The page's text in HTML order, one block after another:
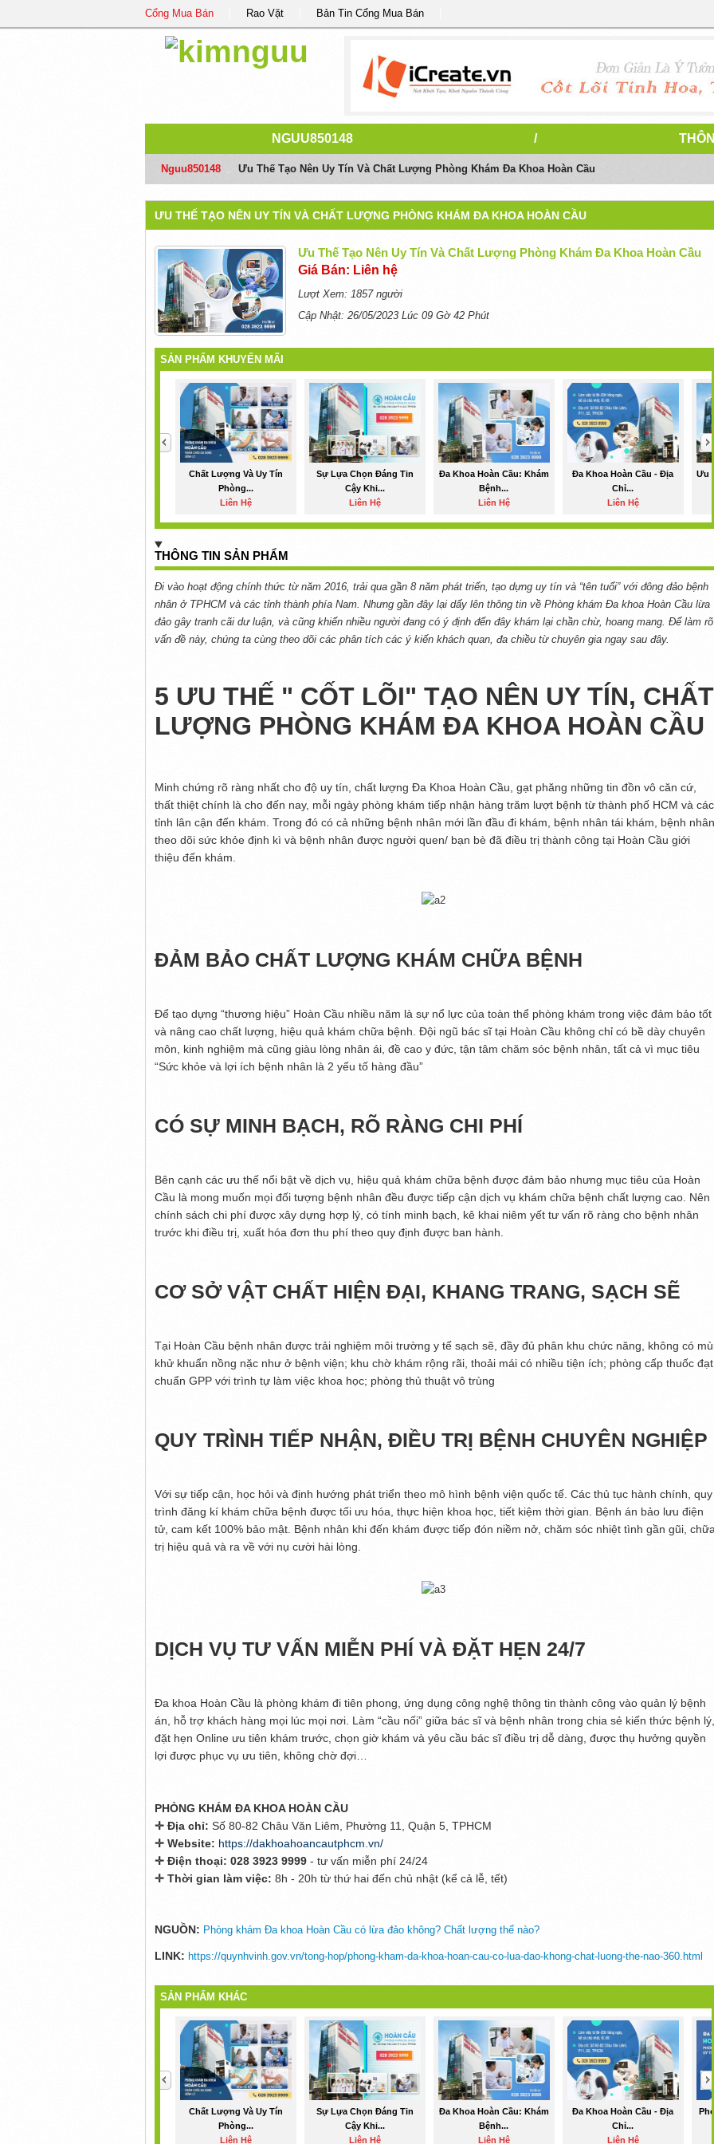
Cổng Mua Bán Rao Vặt Bản Tin Cổng Mua Bán
NGUU850148 /
Nguu850148 Ưu Thế Tạo Nên Uy Tín Và Chất Lượng Phòng Khám Đa Khoa Hoàn Cầu
ƯU THẾ TẠO NÊN UY TÍN VÀ CHẤT LƯỢNG PHÒNG KHÁM ĐA KHOA HOÀN CẦU
Ưu Thế Tạo Nên Uy Tín Và Chất Lượng Phòng Khám Đa Khoa Hoàn Cầu
Giá Bán: Liên hệ
Lượt Xem: 1857 người
Cập Nhật: 26/05/2023 Lúc 09 Gờ 42 Phút
SẢN PHẨM KHUYẾN MÃI
Chất Lượng Và Uy Tín
Phòng...
Liên Hệ
Sự Lựa Chọn Đáng Tin
Cậy Khi...
Liên Hệ
Đa Khoa Hoàn Cầu: Khám
Bệnh...
Liên Hệ
Đa Khoa Hoàn Cầu - Địa
Chỉ...
Liên Hệ
Ưu
THÔNG TIN SẢN PHẨM
Đi vào hoạt động chính thức từ năm 2016, trải qua gần 8 năm phát triển, tạo dựng uy tín và “tên tuổi” với đông đảo bệnh
nhân ở TPHCM và các tỉnh thành phía Nam. Nhưng gần đây lại dấy lên thông tin về Phòng khám Đa khoa Hoàn Cầu lừa
đảo gây tranh cãi dư luận, và cũng khiến nhiều người đang có ý định đến đây khám lại chần chừ, hoang mang. Để làm rõ
vấn đề này, chúng ta cùng theo dõi các phân tích các ý kiến khách quan, đa chiều từ chuyên gia ngay sau đây.
5 ƯU THẾ " CỐT LÕI" TẠO NÊN UY TÍN, CHẤT
LƯỢNG PHÒNG KHÁM ĐA KHOA HOÀN CẦU
Minh chứng rõ ràng nhất cho độ uy tín, chất lượng Đa Khoa Hoàn Cầu, gạt phăng những tin đồn vô căn cứ,
thất thiệt chính là cho đến nay, mỗi ngày phòng khám tiếp nhận hàng trăm lượt bệnh từ thành phố HCM và các
tỉnh lân cận đến khám. Trong đó có cả những bệnh nhân mới lần đầu đi khám, bệnh nhân tái khám, bệnh nhân
theo dõi sức khỏe định kì và bệnh nhân được người quen/ bạn bè đã điều trị thành công tại Hoàn Cầu giới
thiệu đến khám.
ĐẢM BẢO CHẤT LƯỢNG KHÁM CHỮA BỆNH
Để tạo dựng “thương hiệu” Hoàn Cầu nhiều năm là sự nổ lực của toàn thể phòng khám trong việc đảm bảo tốt
và nâng cao chất lượng, hiệu quả khám chữa bệnh. Đội ngũ bác sĩ tại Hoàn Cầu không chỉ có bề dày chuyên
môn, kinh nghiệm mà cũng giàu lòng nhân ái, đề cao y đức, tận tâm chăm sóc bệnh nhân, tất cả vì mục tiêu
“Sức khỏe và lợi ích bệnh nhân là 2 yếu tố hàng đầu”
CÓ SỰ MINH BẠCH, RÕ RÀNG CHI PHÍ
Bên cạnh các ưu thế nổi bật về dịch vụ, hiệu quả khám chữa bệnh được đảm bảo nhưng mục tiêu của Hoàn
Cầu là mong muốn mọi đối tượng bệnh nhân đều được tiếp cận dịch vụ khám chữa bệnh chất lượng cao. Nên
chính sách chi phí được xây dựng hợp lý, có tính minh bạch, kê khai niêm yết tư vấn rõ ràng cho bệnh nhân
trước khi điều trị, xuất hóa đơn thu phí theo quy định được ban hành.
CƠ SỞ VẬT CHẤT HIỆN ĐẠI, KHANG TRANG, SẠCH SẼ
Tại Hoàn Cầu bệnh nhân được trải nghiệm môi trường y tế sạch sẽ, đầy đủ phân khu chức năng, không có
khử khuẩn nồng nặc như ở bệnh viện; khu chờ khám rộng rãi, thoải mái có nhiều tiện ích; phòng cấp thuốc đạt
chuẩn GPP với trình tự làm việc khoa học; phòng thủ thuật vô trùng
QUY TRÌNH TIẾP NHẬN, ĐIỀU TRỊ BỆNH CHUYÊN NGHIỆP
Với sự tiếp cận, học hỏi và định hướng phát triển theo mô hình bệnh viện quốc tế. Các thủ tục hành chính, quy
trình đăng kí khám chữa bệnh được tối ưu hóa, thực hiện khoa học, tiết kiệm thời gian. Bệnh án bảo lưu điện
tử, cam kết 100% bảo mật. Bệnh nhân khi đến khám được tiếp đón niềm nở, chăm sóc nhiệt tình gần gũi,
trị hiệu quả và ra về với nụ cười hài lòng.
DỊCH VỤ TƯ VẤN MIỄN PHÍ VÀ ĐẶT HẸN 24/7
Đa khoa Hoàn Cầu là phòng khám đi tiên phong, ứng dụng công nghệ thông tin thành công vào quản lý bệnh
án, hỗ trợ khách hàng mọi lúc mọi nơi. Làm “cầu nối” giữa bác sĩ và bệnh nhân trong chia sẻ kiến thức bệnh lý,
đặt hẹn Online ưu tiên khám trước, chọn giờ khám và yêu cầu bác sĩ điều trị dễ dàng, được thụ hưởng quyền
lợi được phục vụ ưu tiên, không chờ đợi…
PHÒNG KHÁM ĐA KHOA HOÀN CẦU
✛ Địa chỉ: Số 80-82 Châu Văn Liêm, Phường 11, Quận 5, TPHCM
✛Website: https://dakhoahoancautphcm.vn/
✛ Điện thoại: 028 3923 9999- tư vấn miễn phí 24/24
✛Thời gian làm việc: 8h - 20h từ thứ hai đến chủ nhật (kể cả lễ, tết)
NGUỒN: Phòng khám Đa khoa Hoàn Cầu có lừa đảo không? Chất lượng thế nào?
LINK: https://quynhvinh.gov.vn/tong-hop/phong-kham-da-khoa-hoan-cau-co-lua-dao-khong-chat-luong-the-nao-360.html
SẢN PHẨM KHÁC
Chất Lượng Và Uy Tín
Phòng...
Liên Hệ
Sự Lựa Chọn Đáng Tin
Cậy Khi...
Liên Hệ
Đa Khoa Hoàn Cầu: Khám
Bệnh...
Liên Hệ
Đa Khoa Hoàn Cầu - Địa
Chỉ...
Liên Hệ